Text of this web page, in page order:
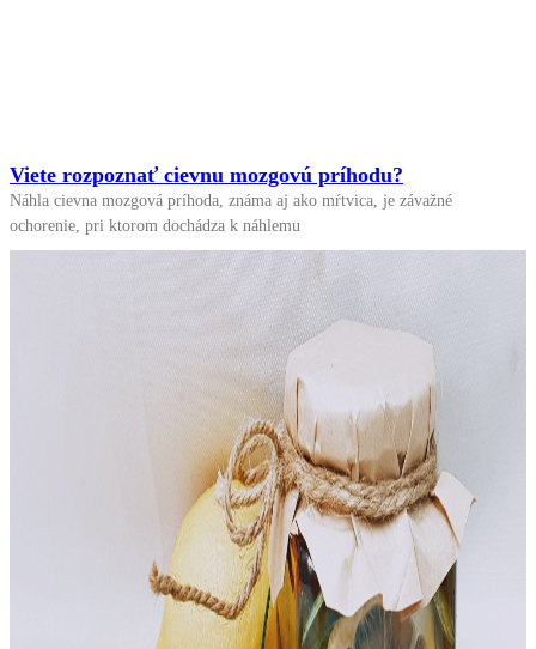
Viete rozpoznať cievnu mozgovú príhodu?
Náhla cievna mozgová príhoda, známa aj ako mŕtvica, je závažné
ochorenie, pri ktorom dochádza k náhlemu